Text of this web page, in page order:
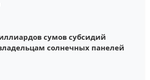
сумов субсидий
солнечных панелей